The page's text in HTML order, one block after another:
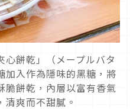
餅乾」（メープルバタ
加入作為隱味的黑糖，將
脆餅乾，內層以富有香氣
爽而不甜膩。